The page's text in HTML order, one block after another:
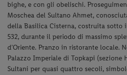
bighe, e con gli obelischi.
Moschea del Sultano Ahmet,
della Basilica Cisterna, costruita
532, durante il periodo di massimo
d’Oriente. Pranzo in ristorante locale.
Palazzo Imperiale di Topkapi (sezione
Sultani per quasi quattro secoli,